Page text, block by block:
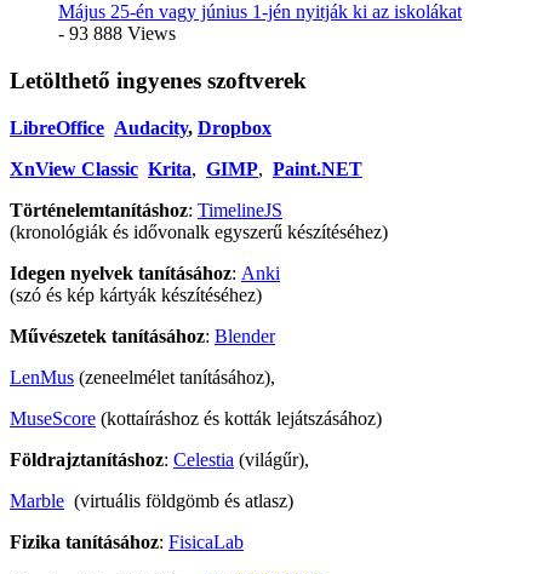
Május 25-én vagy június 1-jén nyitják ki az iskolákat
- 93 888 Views
Letölthető ingyenes szoftverek
LibreOffice Audacity, Dropbox
XnView Classic Krita, GIMP, Paint.NET
Történelemtanításhoz: TimelineJS
(kronológiák és idővonalk egyszerű készítéséhez)
Idegen nyelvek tanításához: Anki
(szó és kép kártyák készítéséhez)
Művészetek tanításához: Blender
LenMus (zeneelmélet tanításához),
MuseScore (kottaíráshoz és kották lejátszásához)
Földrajztanításhoz: Celestia (világűr),
Marble (virtuális földgömb és atlasz)
Fizika tanításához: FisicaLab